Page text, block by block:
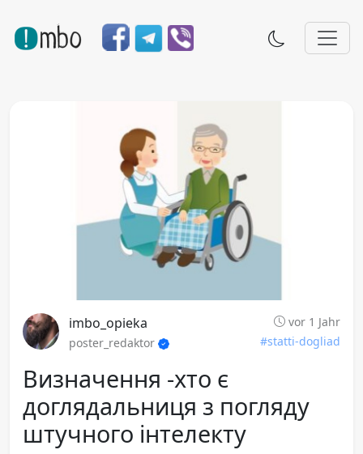
imbo_opieka
vor 1 Jahr
poster_redaktor
#statti-dogliad
Визначення -хто є
доглядальниця з погляду
штучного інтелекту